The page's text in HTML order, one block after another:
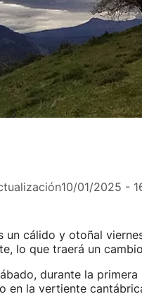
10/01/2025 -
un cálido y otoñal
lo que traerá un
durante la
en la vertiente